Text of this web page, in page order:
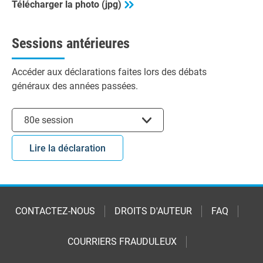
Télécharger la photo (jpg)
Sessions antérieures
Accéder aux déclarations faites lors des débats
généraux des années passées.
Choisir la session
80e session
Lire la déclaration
CONTACTEZ-NOUS DROITS D'AUTEUR FAQ
COURRIERS FRAUDULEUX